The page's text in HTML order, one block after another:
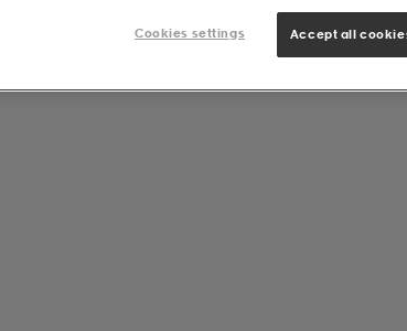
Cookies settings Accept all